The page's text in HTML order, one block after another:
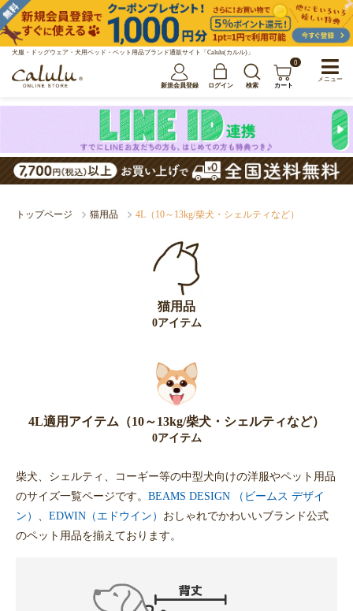
犬服・ドッグウェア・犬用ベッド・ペット用品ブランド通販サイト「Calulu(カルル)」
新規会員登録 ログイン 検索
0
カート
トップページ 猫用品 4L（10～13kg/柴犬・シェルティなど）
猫用品
0アイテム
4L適用アイテム（10～13kg/柴犬・シェルティなど）
0アイテム
柴犬、シェルティ、コーギー等の中型犬向けの洋服やペット用品
のサイズ一覧ページです。 BEAMS DESIGN （ビームス デザイ
ン） 、 EDWIN（エドウイン） おしゃれでかわいいブランド公式
のペット用品を揃えております。
メニュー